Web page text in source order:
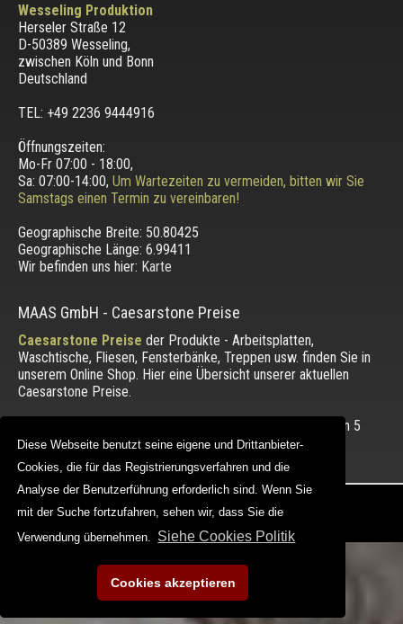
Diese Webseite benutzt seine eigene und Drittanbieter-
Cookies, die für das Registrierungsverfahren und die
Analyse der Benutzerführung erforderlich sind. Wenn Sie
mit der Suche fortzufahren, sehen wir, dass Sie die
Verwendung übernehmen. Siehe Cookies Politik
Cookies akzeptieren
Diese Webseite benutzt seine eigene und Drittanbieter-
Cookies, die für das Registrierungsverfahren und die
Analyse der Benutzerführung erforderlich sind. Wenn Sie
mit der Suche fortzufahren, sehen wir, dass Sie die
Verwendung übernehmen. Siehe Cookies Politik
Cookies akzeptieren
Wesseling Produktion
Herseler Straße 12
D-50389 Wesseling,
zwischen Köln und Bonn
Deutschland
TEL: +49 2236 9444916
Öffnungszeiten:
Mo-Fr 07:00 - 18:00,
Sa: 07:00-14:00, Um Wartezeiten zu vermeiden, bitten wir Sie
Samstags einen Termin zu vereinbaren!
Geographische Breite: 50.80425
Geographische Länge: 6.99411
Wir befinden uns hier: Karte
MAAS GmbH - Caesarstone Preise
Caesarstone Preise der Produkte - Arbeitsplatten,
Waschtische, Fliesen, Fensterbänke, Treppen usw. finden Sie in
unserem Online Shop. Hier eine Übersicht unserer aktuellen
Caesarstone Preise.
Die Bewertung unserer Kunden mit einem Durchschnitt von 5
von 5 Punkten.
Copyright © 2012 - 2026 |
Web Design |MAAG-Projekt